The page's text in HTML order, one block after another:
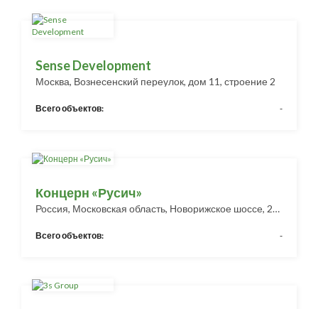
Sense Development
Москва, Вознесенский переулок, дом 11, строение 2
Всего объектов: -
Концерн «Русич»
Россия, Московская область, Новорижское шоссе, 26-й километр БЦ "Рига Ленд"
Всего объектов: -